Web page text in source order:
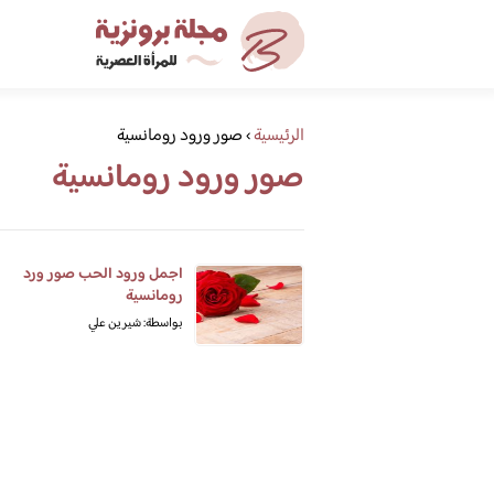
الرئيسية›صور ورود رومانسية
صور ورود رومانسية
اجمل ورود الحب صور ورد
رومانسية
بواسطة: شيرين علي